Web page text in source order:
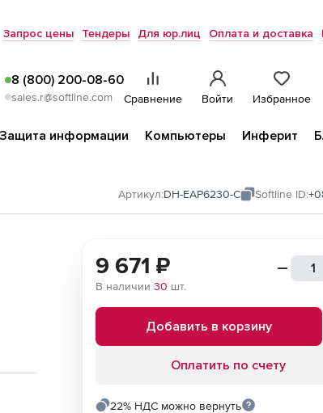
Запрос цены Тендеры Для юр.лиц Оплата и доставка
8 (800) 200-08-60
sales.r@softline.com Сравнение Войти Избранное
Защита информации Компьютеры Инферит
Артикул:DH-EAP6230-C Softline ID:
9 671 ₽
В наличии 30 шт.
Добавить в корзину
Оплатить по счету
22% НДС можно вернуть